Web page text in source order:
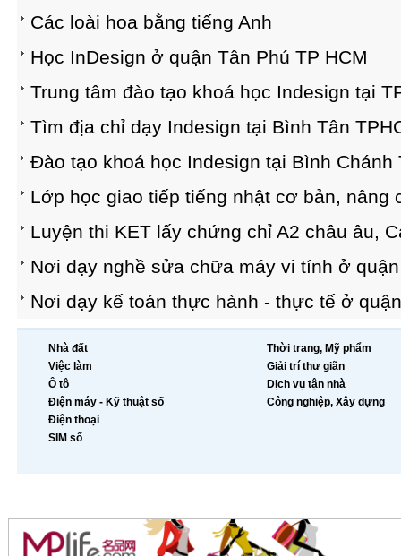
Các loài hoa bằng tiếng Anh
Học InDesign ở quận Tân Phú TP HCM
Trung tâm đào tạo khoá học Indesign tại
Tìm địa chỉ dạy Indesign tại Bình Tân
Đào tạo khoá học Indesign tại Bình Chánh
Lớp học giao tiếp tiếng nhật cơ bản, nâng
Luyện thi KET lấy chứng chỉ A2 châu âu,
Nơi dạy nghề sửa chữa máy vi tính ở
Nơi dạy kế toán thực hành - thực tế ở
Nhà đất
Việc làm
Ô tô
Điện máy - Kỹ thuật số
Điện thoại
SIM số
Thời trang, Mỹ phẩm
Giải trí thư giãn
Dịch vụ tận nhà
Công nghiệp, Xây dựng